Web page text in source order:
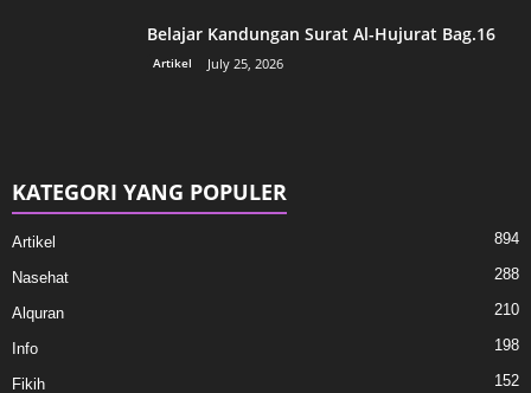
Belajar Kandungan Surat Al-Hujurat Bag.16
Artikel July 25, 2026
KATEGORI YANG POPULER
Artikel 894
Nasehat 288
Alquran 210
Info 198
Fikih 152